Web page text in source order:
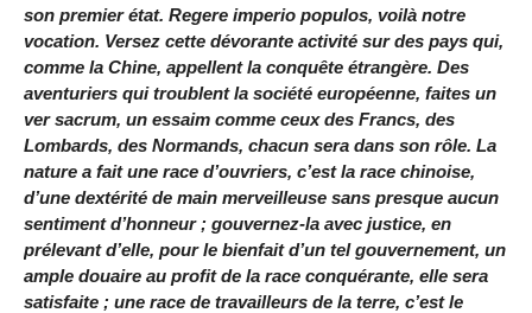
son premier état. Regere imperio populos, voilà notre
vocation. Versez cette dévorante activité sur des pays qui,
comme la Chine, appellent la conquête étrangère. Des
aventuriers qui troublent la société européenne, faites un
ver sacrum, un essaim comme ceux des Francs, des
Lombards, des Normands, chacun sera dans son rôle. La
nature a fait une race d’ouvriers, c’est la race chinoise,
d’une dextérité de main merveilleuse sans presque aucun
sentiment d’honneur ; gouvernez-la avec justice, en
prélevant d’elle, pour le bienfait d’un tel gouvernement, un
ample douaire au profit de la race conquérante, elle sera
satisfaite ; une race de travailleurs de la terre, c’est le